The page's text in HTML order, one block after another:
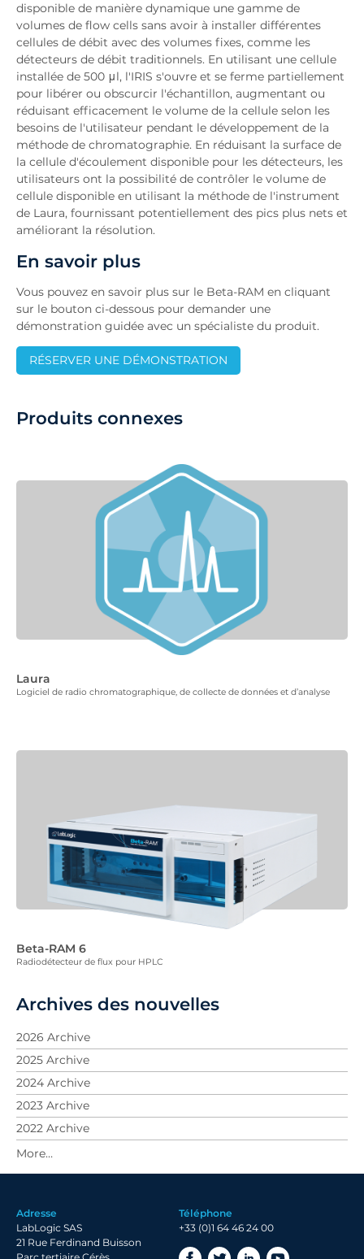
disponible de manière dynamique une gamme de
volumes de flow cells sans avoir à installer différentes
cellules de débit avec des volumes fixes, comme les
détecteurs de débit traditionnels. En utilisant une cellule
installée de 500 μl, l'IRIS s'ouvre et se ferme partiellement
pour libérer ou obscurcir l'échantillon, augmentant ou
réduisant efficacement le volume de la cellule selon les
besoins de l'utilisateur pendant le développement de la
méthode de chromatographie. En réduisant la surface de
la cellule d'écoulement disponible pour les détecteurs, les
utilisateurs ont la possibilité de contrôler le volume de
cellule disponible en utilisant la méthode de l'instrument
de Laura, fournissant potentiellement des pics plus nets et
améliorant la résolution.
En savoir plus
Vous pouvez en savoir plus sur le Beta-RAM en cliquant
sur le bouton ci-dessous pour demander une
démonstration guidée avec un spécialiste du produit.
RÉSERVER UNE DÉMONSTRATION
Produits connexes
Laura
Logiciel de radio chromatographique, de collecte de données et d’analyse
Beta-RAM 6
Radiodétecteur de flux pour HPLC
Archives des nouvelles
2026 Archive
2025 Archive
2024 Archive
2023 Archive
2022 Archive
2021 Archive
2020 Archive
2018 Archive
2017 Archive
Adresse
LabLogic SAS
21 Rue Ferdinand Buisson
Téléphone
+33 (0)1 64 46 24 00